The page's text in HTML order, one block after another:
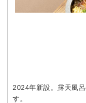
2024年新設。露天風
す。